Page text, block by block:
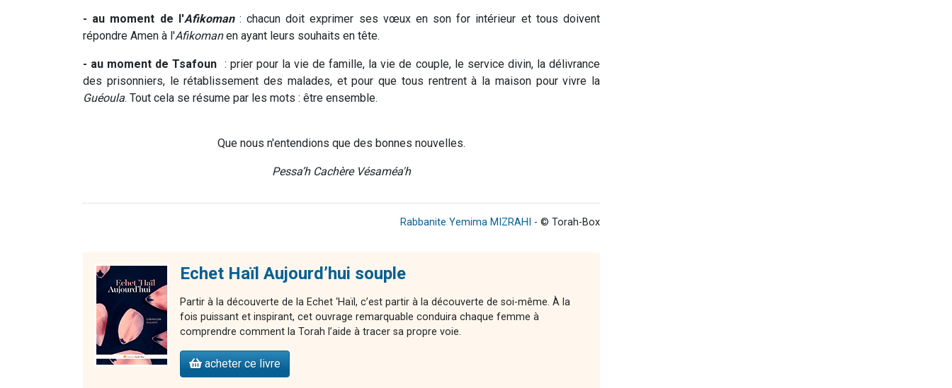
- au moment de l'Afikoman: chacun doit exprimer ses vœux en son for intérieur et tous doivent
répondre Amen à l'Afikomanen ayant leurs souhaits en tête.
- au moment de Tsafoun : prier pour la vie de famille, la vie de couple, le service divin, la délivrance
des prisonniers, le rétablissement des malades, et pour que tous rentrent à la maison pour vivre la
Guéoula. Tout cela se résume par les mots : être ensemble.
Que nous n'entendions que des bonnes nouvelles.
Pessa’h Cachère Vésaméa'h
Rabbanite Yemima MIZRAHI - © Torah-Box
Echet Haïl Aujourd’hui souple
Partir à la découverte de la Echet ‘Haïl, c’est partir à la découverte de soi-même. À la
fois puissant et inspirant, cet ouvrage remarquable conduira chaque femme à
comprendre comment la Torah l’aide à tracer sa propre voie.
acheter ce livre